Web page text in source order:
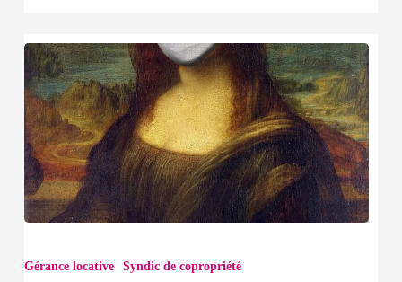
Gérance locative Syndic de copropriété